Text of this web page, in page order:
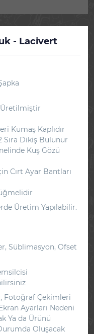
- Lacivert
Üretilmiştir
Kumaş Kaplıdır
Sıra Dikiş Bulunur
Kuş Gözü
Cırt Ayar Bantları
Üretim Yapılabilir.
Süblimasyon, Ofset
Fotoğraf Çekimleri
Ayarları Nedeni
Ya da Ürünü
Oluşacak